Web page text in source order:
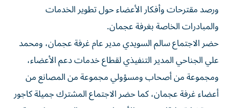
ورصد مقترحات وأفكار الأعضاء حول تطوير الخدمات
والمبادرات الخاصة بغرفة عجمان.
حضر الاجتماع سالم السويدي مدير عام غرفة عجمان، ومحمد
علي الجناحي المدير التنفيذي لقطاع خدمات دعم الأعضاء،
ومجموعة من أصحاب ومسؤولي مجموعة من المصانع من
أعضاء غرفة عجمان، كما حضر الاجتماع المشترك جميلة كاجور